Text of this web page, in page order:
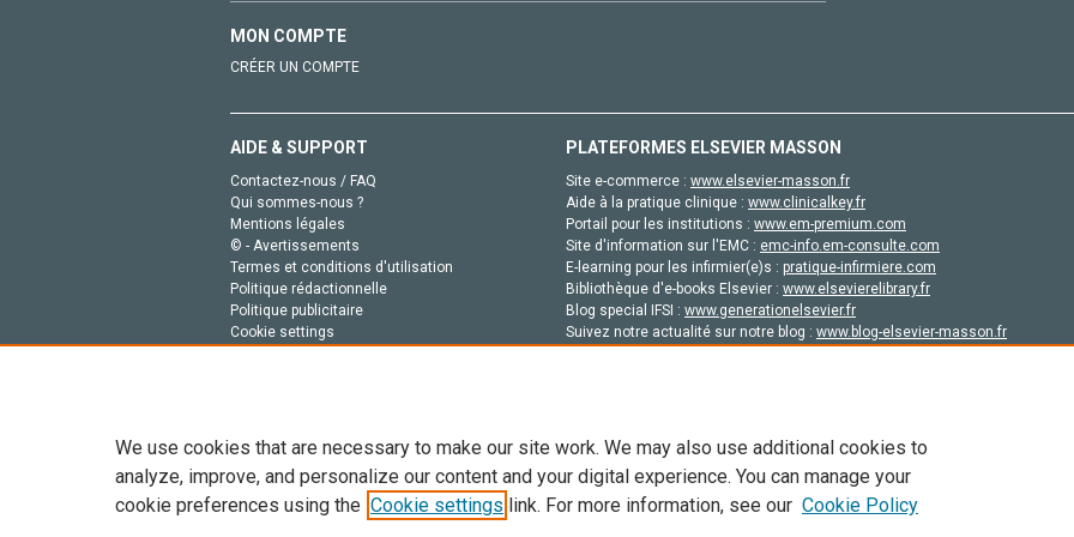
MON COMPTE
CRÉER UN COMPTE
AIDE & SUPPORT
Contactez-nous / FAQ
Qui sommes-nous ?
Mentions légales
© - Avertissements
Termes et conditions d'utilisation
Politique rédactionnelle
Politique publicitaire
Cookie settings
PLATEFORMES ELSEVIER MASSON
Site e-commerce : www.elsevier-masson.fr
Aide à la pratique clinique : www.clinicalkey.fr
Portail pour les institutions : www.em-premium.com
Site d'information sur l'EMC : emc-info.em-consulte.com
E-learning pour les infirmier(e)s : pratique-infirmiere.com
Bibliothèque d'e-books Elsevier : www.elsevierelibrary.fr
Blog special IFSI : www.generationelsevier.fr
Suivez notre actualité sur notre blog : www.blog-elsevier-masson.fr
Tout le contenu de ce site: Copyright © 2026 Elsevier, ses concédants de licence et ses contributeurs. Tout les droits sont réservés,
de données, a la formation en IA et aux technologies similaires. Pour tout contenu en libre accès, les conditions de licence
We use cookies that are necessary to make our site work. We may also use additional cookies to
analyze, improve, and personalize our content and your digital experience. You can manage your
cookie preferences using the Cookie settings link. For more information, see our Cookie Policy